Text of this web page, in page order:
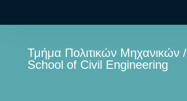
Τμήμα Πολιτικών Μηχανικών /
School of Civil Engineering